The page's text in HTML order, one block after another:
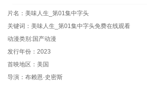
片名：美味人生_第01集中字头
关键词：美味人生_第01集中字头免费在线观看
动漫类别:国产动漫
发行年份：2023
首映地区：美国
导演：布赖恩·史密斯